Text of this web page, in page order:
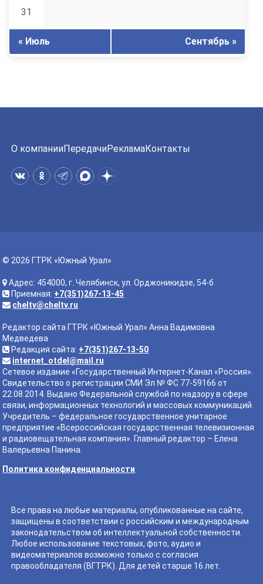
31
« Июль Сентябрь »
О компанииПередачиРекламаКонтакты
© 2026 ГТРК «Южный Урал»
Адрес: 454000, г. Челябинск, ул. Орджоникидзе, 54-б
Приемная: +7(351)267-13-45
cheltv@cheltv.ru
Редактор сайта ГТРК «Южный Урал» Анна Вадимовна
Медведева
Редакция сайта: +7(351)267-13-50
internet_otdel@mail.ru
Сетевое издание «Государственный Интернет-Канал «Россия».
Свидетельство о регистрации СМИ Эл № ФС 77-59166 от
22.08.2014. Выдано Федеральной службой по надзору в сфере
связи, информационных технологий и массовых коммуникаций.
Учредитель – федеральное государственное унитарное
предприятие «Всероссийская государственная телевизионная
и радиовещательная компания». Главный редактор – Елена
Валерьевна Панина.
Политика конфиденциальности
Все права на любые материалы, опубликованные на сайте,
защищены в соответствии с российским и международным
законодательством об интеллектуальной собственности.
Любое использование текстовых, фото, аудио и
видеоматериалов возможно только с согласия
правообладателя (ВГТРК). Для детей старше 16 лет.